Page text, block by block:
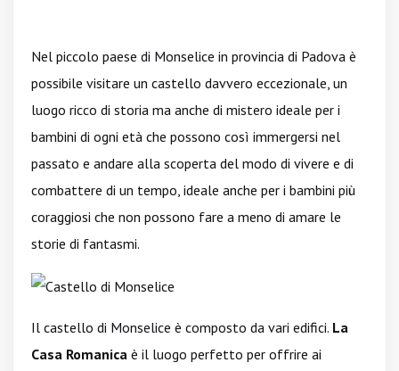
Nel piccolo paese di Monselice in provincia di Padova è
possibile visitare un castello davvero eccezionale, un
luogo ricco di storia ma anche di mistero ideale per i
bambini di ogni età che possono così immergersi nel
passato e andare alla scoperta del modo di vivere e di
combattere di un tempo, ideale anche per i bambini più
coraggiosi che non possono fare a meno di amare le
storie di fantasmi.
Il castello di Monselice è composto da vari edifici. La
Casa Romanica è il luogo perfetto per offrire ai